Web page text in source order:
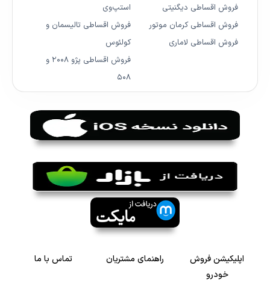
فروش اقساطی دیگنیتی
فروش اقساطی کرمان موتور
فروش اقساطی لاماری
استپ‌وی
فروش اقساطی تالیسمان و
کولئوس
فروش اقساطی پژو ۲۰۰۸ و
۵۰۸
اپلیکیشن فروش
خودرو
راهنمای مشتریان تماس با ما